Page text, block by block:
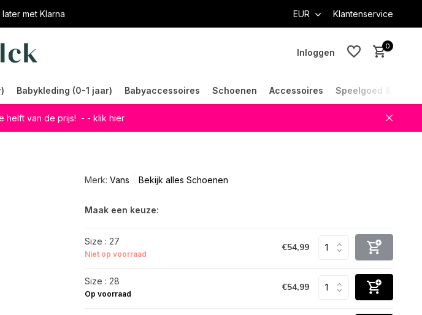
later met Klarna EUR Klantenservice
Inloggen
0
Babykleding (0-1 jaar) Babyaccessoires Schoenen Accessoires Speelgoed &
helft van de prijs! - - klik hier
Merk: Vans Bekijk alles Schoenen
Maak een keuze:
Size : 27
Niet op voorraad
€54,99
Size : 28
Op voorraad
€54,99